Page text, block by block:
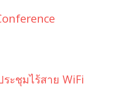
ะชุมไร้สาย WiFi